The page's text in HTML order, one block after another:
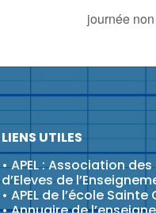
journée
LIENS UTILES
•APEL : Association
d’Eleves de
• APEL de l’école